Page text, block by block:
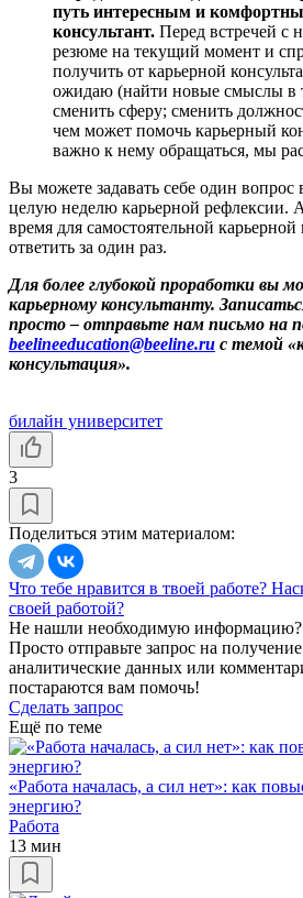
путь интересным и
консультант. Перед встречей с
резюме на текущий момент и
получить от карьерной
ожидаю (найти новые смыслы в
сменить сферу; сменить
чем может помочь карьерный
важно к нему обращаться, мы
Вы можете задавать себе один вопрос
целую неделю карьерной рефлексии.
время для самостоятельной карьерной
ответить за один раз.
Для более глубокой проработки вы
карьерному консультанту.
просто – отправьте нам письмо на
beelineeducation@beeline.ru с темой
консультация».
билайн университет
3
Поделиться этим материалом:
Что тебе нравится в твоей работе?
своей работой?
Не нашли необходимую информацию?
Просто отправьте запрос на
аналитические данных или
постараются вам помочь!
Сделать запрос
Ещё по теме
«Работа началась, а сил нет»: как
энергию?
Работа
13 мин